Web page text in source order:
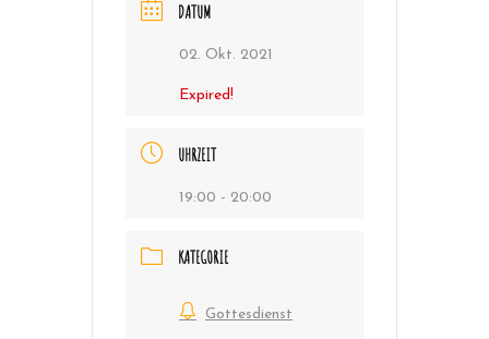
DATUM
02. Okt. 2021
Expired!
UHRZEIT
19:00 - 20:00
KATEGORIE
Gottesdienst